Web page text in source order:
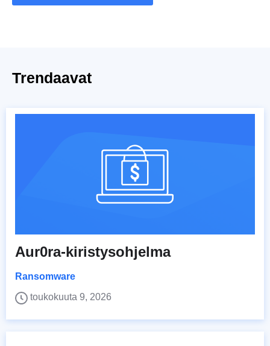
Trendaavat
Aur0ra-kiristysohjelma
Ransomware
toukokuuta 9, 2026